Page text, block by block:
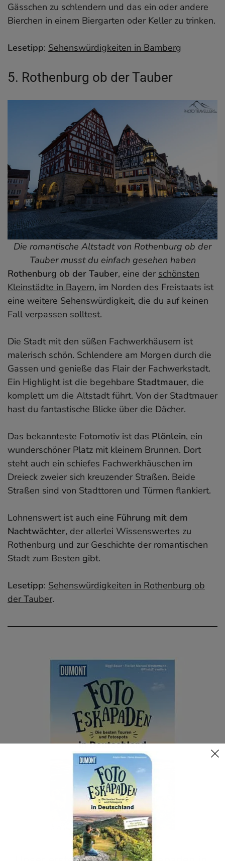
Gässchen zu schlendern und das ein oder andere
Bierchen in einem Biergarten oder Keller zu trinken.
Lesetipp: Sehenswürdigkeiten in Bamberg
5. Rothenburg ob der Tauber
Die romantische Altstadt von Rothenburg ob der
Tauber musst du einfach gesehen haben
Rothenburg ob der Tauber, eine der schönsten
Kleinstädte in Bayern, im Norden des Freistaats ist
eine weitere Sehenswürdigkeit, die du auf keinen
Fall verpassen solltest.
Die Stadt mit den süßen Fachwerkhäusern ist
malerisch schön. Schlendere am Morgen durch die
Gassen und genieße das Flair der Fachwerkstadt.
Ein Highlight ist die begehbare Stadtmauer, die
komplett um die Altstadt führt. Von der Stadtmauer
hast du fantastische Blicke über die Dächer.
Das bekannteste Fotomotiv ist das Plönlein, ein
wunderschöner Platz mit kleinem Brunnen. Dort
steht auch ein schiefes Fachwerkhäuschen im
Dreieck zweier sich kreuzender Straßen. Beide
Straßen sind von Stadttoren und Türmen flankiert.
Lohnenswert ist auch eine Führung mit dem
Nachtwächter, der allerlei Wissenswertes zu
Rothenburg und zur Geschichte der romantischen
Stadt zum Besten gibt.
Lesetipp: Sehenswürdigkeiten in Rothenburg ob
der Tauber.